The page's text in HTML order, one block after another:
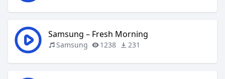
Samsung – Fresh Morning
Samsung 1238 231